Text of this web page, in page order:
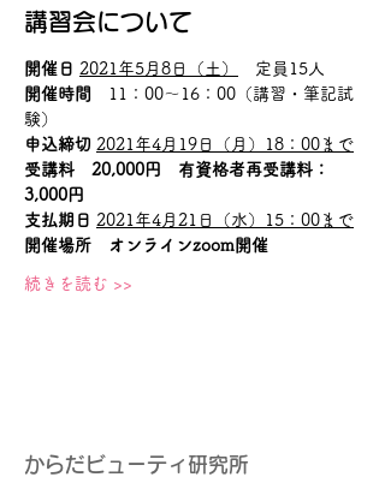
講習会について
開催日 2021年5月8日（土）
定員15人
開催時間
11：00～16：00（講習・筆記試
験）
申込締切 2021年4月19日（月）18：00まで
受講料　20,000円　有資格者再受講料：
3,000円
支払期日 2021年4月21日（水）15：00まで
開催場所　オンラインzoom開催
続きを読む >>
からだビューティ研究所